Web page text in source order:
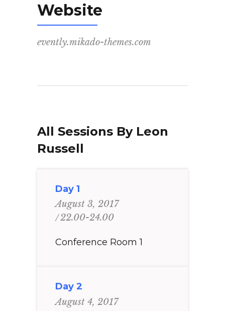
Website
evently.mikado-themes.com
All Sessions By Leon
Russell
Day 1
August 3, 2017
22.00-24.00
Conference Room 1
Day 2
August 4, 2017